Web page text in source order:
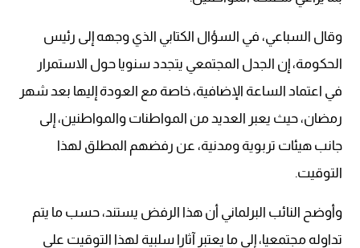
وقال السباعي، في السؤال الكتابي الذي وجهه إلى رئيس
الحكومة، إن الجدل المجتمعي يتجدد سنويا حول الاستمرار
في اعتماد الساعة الإضافية، خاصة مع العودة إليها بعد شهر
رمضان، حيث يعبر العديد من المواطنات والمواطنين، إلى
جانب هيئات تربوية ومدنية، عن رفضهم المطلق لهذا
التوقيت.
وأوضح النائب البرلماني أن هذا الرفض يستند، حسب ما يتم
تداوله مجتمعيا، إلى ما يعتبر آثارا سلبية لهذا التوقيت على